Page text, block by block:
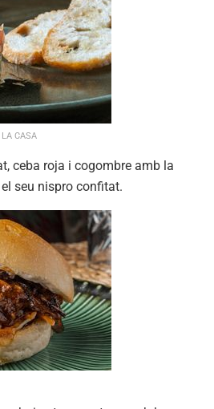
CASA
ceba roja i cogombre amb la
seu nispro confitat.